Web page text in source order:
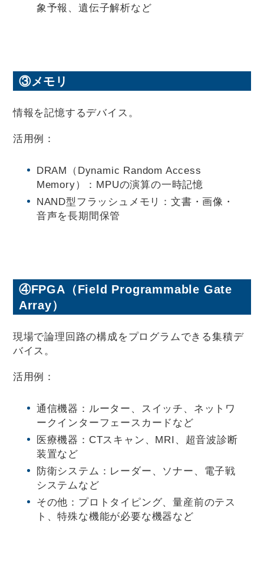
象予報、遺伝子解析など
③メモリ
情報を記憶するデバイス。
活用例：
DRAM（Dynamic Random Access
Memory）：MPUの演算の一時記憶
NAND型フラッシュメモリ：文書・画像・
音声を長期間保管
④FPGA（Field Programmable Gate
Array）
現場で論理回路の構成をプログラムできる集積デ
バイス。
活用例：
通信機器：ルーター、スイッチ、ネットワ
ークインターフェースカードなど
医療機器：CTスキャン、MRI、超音波診断
装置など
防衛システム：レーダー、ソナー、電子戦
システムなど
その他：プロトタイピング、量産前のテス
ト、特殊な機能が必要な機器など